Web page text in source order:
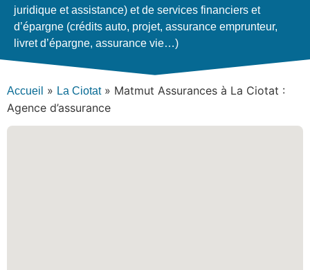
juridique et assistance) et de services financiers et
d’épargne (crédits auto, projet, assurance emprunteur,
livret d’épargne, assurance vie…)
Accueil » La Ciotat» Matmut Assurances à La Ciotat :
Agence d’assurance